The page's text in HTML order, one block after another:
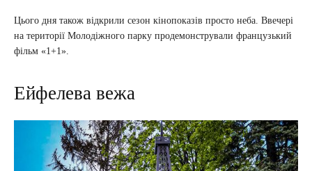
Цього дня також відкрили сезон кінопоказів просто неба. Ввечері
на території Молодіжного парку продемонстрували французький
фільм «1+1».
Ейфелева вежа